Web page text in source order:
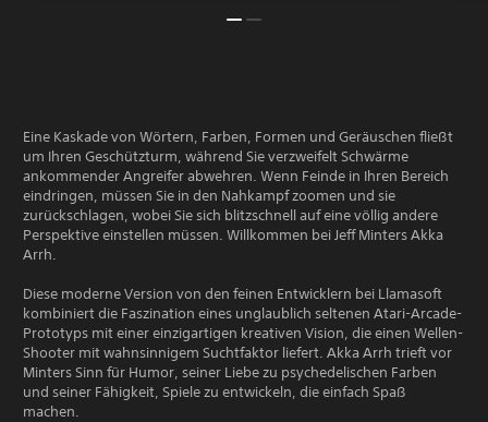
Eine Kaskade von Wörtern, Farben, Formen und Geräuschen fließt
um Ihren Geschützturm, während Sie verzweifelt Schwärme
ankommender Angreifer abwehren. Wenn Feinde in Ihren Bereich
eindringen, müssen Sie in den Nahkampf zoomen und sie
zurückschlagen, wobei Sie sich blitzschnell auf eine völlig andere
Perspektive einstellen müssen. Willkommen bei Jeff Minters Akka
Arrh.
Diese moderne Version von den feinen Entwicklern bei Llamasoft
kombiniert die Faszination eines unglaublich seltenen Atari-Arcade-
Prototyps mit einer einzigartigen kreativen Vision, die einen Wellen-
Shooter mit wahnsinnigem Suchtfaktor liefert. Akka Arrh trieft vor
Minters Sinn für Humor, seiner Liebe zu psychedelischen Farben
und seiner Fähigkeit, Spiele zu entwickeln, die einfach Spaß
machen.